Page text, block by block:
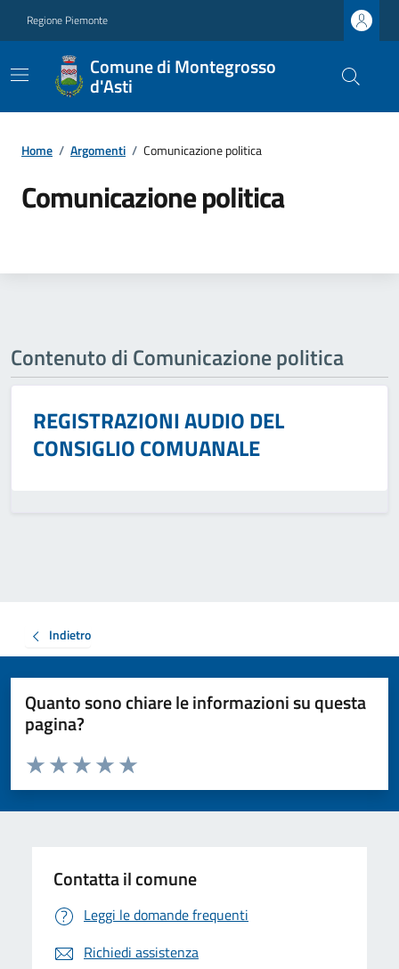
Regione Piemonte
Comune di Montegrosso
d'Asti
Home / Argomenti / Comunicazione politica
Comunicazione politica
Contenuto di Comunicazione politica
REGISTRAZIONI AUDIO DEL
CONSIGLIO COMUANALE
Indietro
Quanto sono chiare le informazioni su questa
pagina?
Valuta da 1 a 5 stelle la pagina
Valuta 5 stelle su 5
Valuta 4 stelle su 5
Valuta 3 stelle su 5
Valuta 2 stelle su 5
Valuta 1 stelle su 5
Contatta il comune
Leggi le domande frequenti
Richiedi assistenza